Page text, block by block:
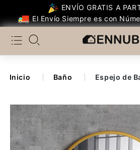
ENVÍO GRATIS A
El Envío Siempre es con
Categoría
Dormitorio
Salón
Cocina
Inicio Baño Espejo de